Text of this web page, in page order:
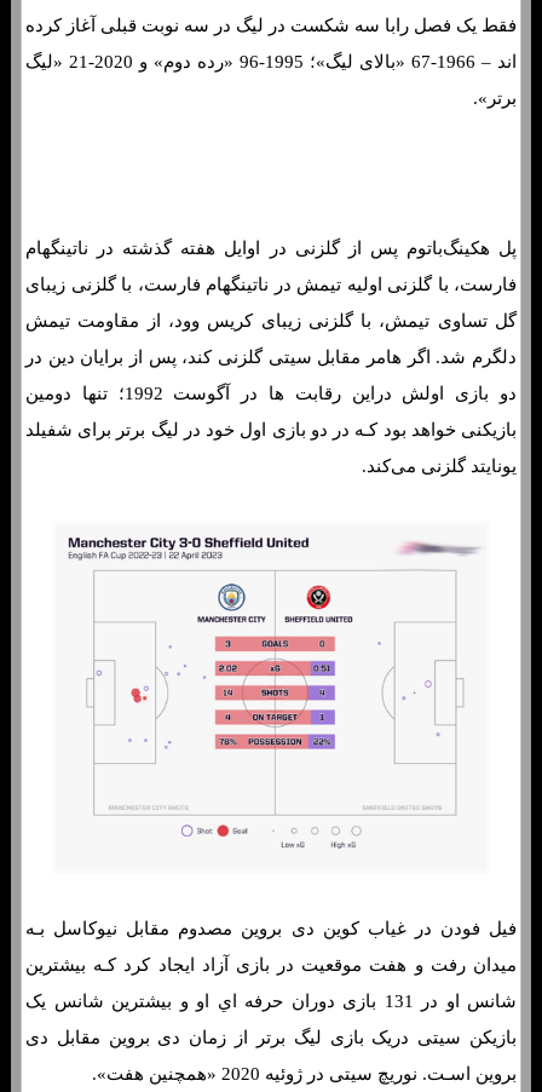
فقط یک فصل رابا سه شکست در لیگ در سه نوبت قبلی آغاز کرده
اند – 1966-67 «بالای لیگ»؛ 1995-96 «رده دوم» و 2020-21 «لیگ
برتر».
پل هکینگ‌باتوم پس از گلزنی در اوایل هفته گذشته در ناتینگهام
فارست، با گلزنی اولیه تیمش در ناتینگهام فارست، با گلزنی زیبای
گل تساوی تیمش، با گلزنی زیبای کریس وود، از مقاومت تیمش
دلگرم شد. اگر هامر مقابل سیتی گلزنی کند، پس از برایان دین در
دو بازی اولش دراین رقابت ها در آگوست 1992؛ تنها دومین
بازیکنی خواهد بود کـه در دو بازی اول خود در لیگ برتر برای شفیلد
یونایتد گلزنی می‌کند.
فیل فودن در غیاب کوین دی بروین مصدوم مقابل نیوکاسل بـه
میدان رفت و هفت موقعیت در بازی آزاد ایجاد کرد کـه بیشترین
شانس او ​​در 131 بازی دوران حرفه اي او و بیشترین شانس یک
بازیکن سیتی دریک بازی لیگ برتر از زمان دی بروین مقابل دی
بروین اسـت. نوریچ سیتی در ژوئیه 2020 «همچنین هفت».